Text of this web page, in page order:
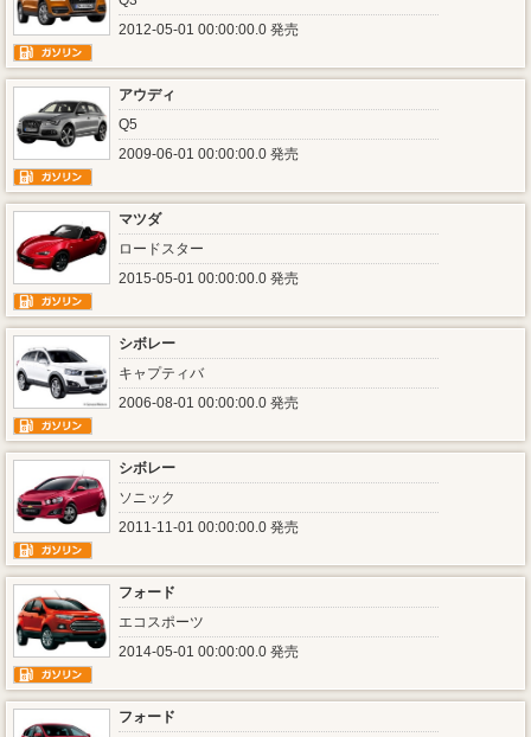
2012-05-01 00:00:00.0 発売
アウディ
Q5
2009-06-01 00:00:00.0 発売
マツダ
ロードスター
2015-05-01 00:00:00.0 発売
シボレー
キャプティバ
2006-08-01 00:00:00.0 発売
シボレー
ソニック
2011-11-01 00:00:00.0 発売
フォード
エコスポーツ
2014-05-01 00:00:00.0 発売
フォード